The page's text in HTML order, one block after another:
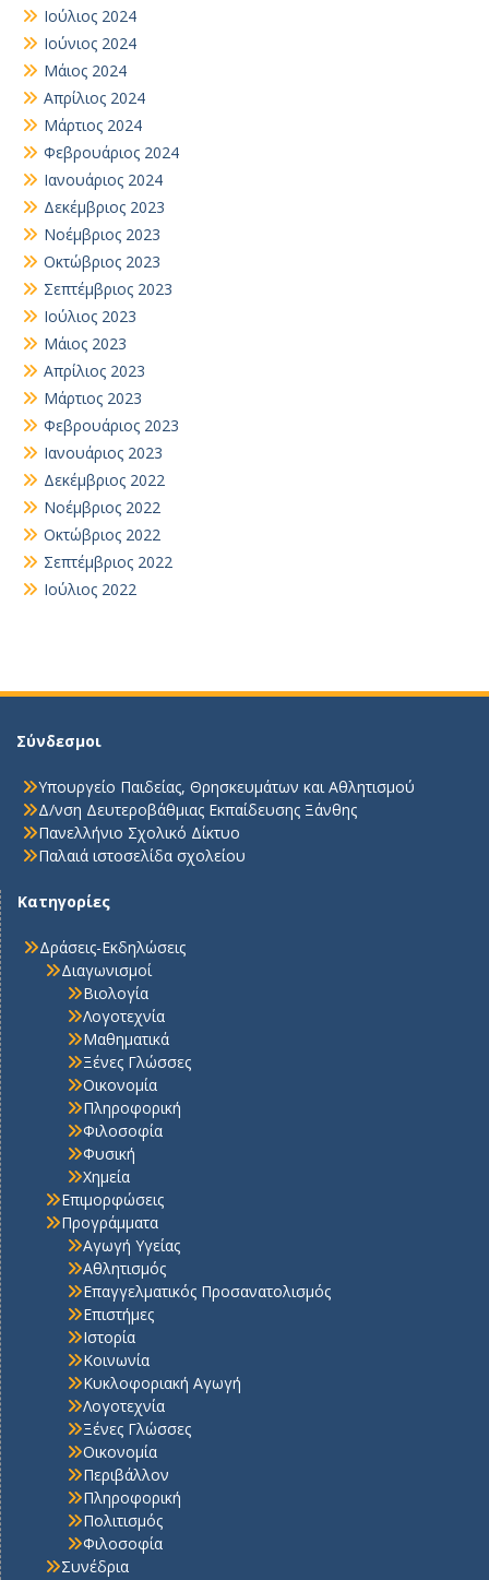
Ιούλιος 2024
Ιούνιος 2024
Μάιος 2024
Απρίλιος 2024
Μάρτιος 2024
Φεβρουάριος 2024
Ιανουάριος 2024
Δεκέμβριος 2023
Νοέμβριος 2023
Οκτώβριος 2023
Σεπτέμβριος 2023
Ιούλιος 2023
Μάιος 2023
Απρίλιος 2023
Μάρτιος 2023
Φεβρουάριος 2023
Ιανουάριος 2023
Δεκέμβριος 2022
Νοέμβριος 2022
Οκτώβριος 2022
Σεπτέμβριος 2022
Ιούλιος 2022
Σύνδεσμοι
Υπουργείο Παιδείας, Θρησκευμάτων και Αθλητισμού
Δ/νση Δευτεροβάθμιας Εκπαίδευσης Ξάνθης
Πανελλήνιο Σχολικό Δίκτυο
Παλαιά ιστοσελίδα σχολείου
Κατηγορίες
Δράσεις-Εκδηλώσεις
Διαγωνισμοί
Βιολογία
Λογοτεχνία
Μαθηματικά
Ξένες Γλώσσες
Οικονομία
Πληροφορική
Φιλοσοφία
Φυσική
Χημεία
Επιμορφώσεις
Προγράμματα
Αγωγή Υγείας
Αθλητισμός
Επαγγελματικός Προσανατολισμός
Επιστήμες
Ιστορία
Κοινωνία
Κυκλοφοριακή Αγωγή
Λογοτεχνία
Ξένες Γλώσσες
Οικονομία
Περιβάλλον
Πληροφορική
Πολιτισμός
Φιλοσοφία
Συνέδρια